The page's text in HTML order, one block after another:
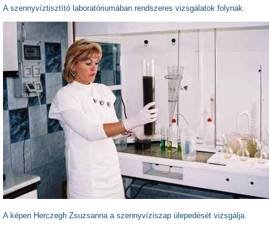
A szennyvíztisztító laboratóriumában rendszeres vizsgálatok folynak.
A képen Herczegh Zsuzsanna a szennyvíziszap ülepedését vizsgálja.